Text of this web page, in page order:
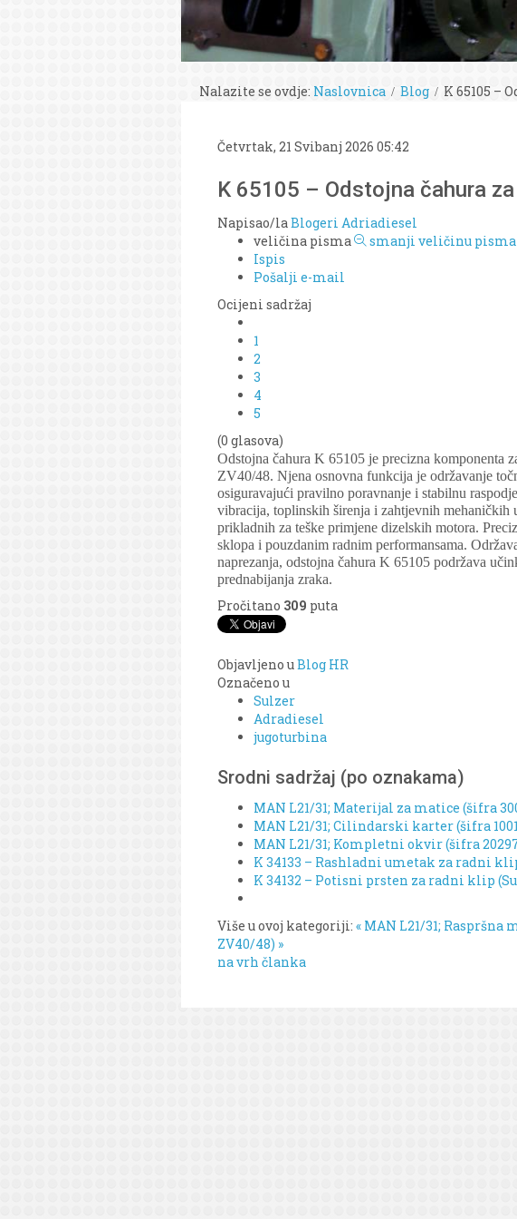
Nalazite se ovdje: Naslovnica Blog K 65105 –
Četvrtak, 21 Svibanj 2026 05:42
K 65105 – Odstojna čahura
Napisao/laBlogeri Adriadiesel
veličina pisma
smanji veličinu pisma
Ispis
Pošalji e-mail
Ocijeni sadržaj
1
2
3
4
5
(0 glasova)
Odstojna čahura K 65105 je precizna komponenta
ZV40/48. Njena osnovna funkcija je održavanje
osiguravajući pravilno poravnanje i stabilnu
vibracija, toplinskih širenja i zahtjevnih mehaničkih
prikladnih za teške primjene dizelskih motora.
sklopa i pouzdanim radnim performansama.
naprezanja, odstojna čahura K 65105 podržava
prednabijanja zraka.
Pročitano 309 puta
Objavljeno uBlog HR
Označeno u
Sulzer
Adradiesel
jugoturbina
Srodni sadržaj (po oznakama)
MAN L21/31; Materijal za matice (šifra
MAN L21/31; Cilindarski karter (šifra
MAN L21/31; Kompletni okvir (šifra
K 34133 – Rashladni umetak za radni
K 34132 – Potisni prsten za radni klip
Više u ovoj kategoriji: « MAN L21/31; Raspršna
ZV40/48) »
na vrh članka